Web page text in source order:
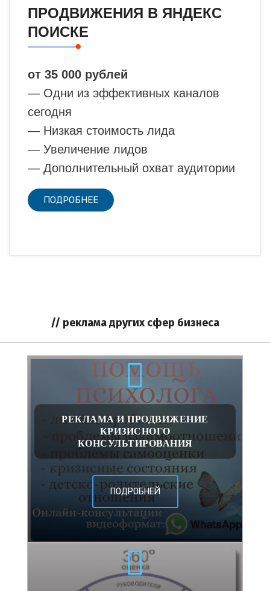
ПРОДВИЖЕНИЯ В ЯНДЕКС
ПОИСКЕ
от 35 000 рублей
— Одни из эффективных каналов
сегодня
— Низкая стоимость лида
— Увеличение лидов
— Дополнительный охват аудитории
ПОДРОБНЕЕ
// реклама других сфер бизнеса
РЕКЛАМА И ПРОДВИЖЕНИЕ
КРИЗИСНОГО
КОНСУЛЬТИРОВАНИЯ
ПОДРОБНЕЙ